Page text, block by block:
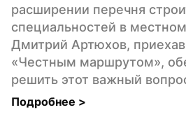
расширении перечня
специальностей в
Дмитрий Артюхов,
«Честным маршрутом»,
решить этот важный
Подробнее >